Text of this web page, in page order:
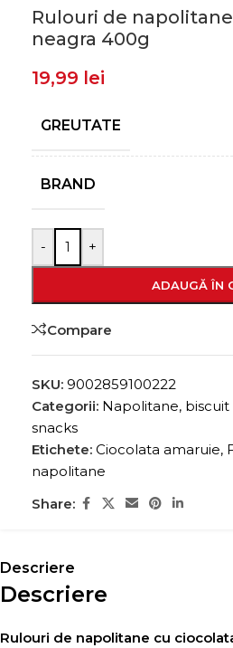
Rulouri de
neagra 400g
19,99 lei
GREUTATE
BRAND
- +
ADAUGĂ ÎN
Compare
SKU: 9002859100222
Categorii: Napolitane, biscuit
snacks
Etichete: Ciocolata amaruie,
napolitane
Share:
Descriere
Descriere
Rulouri de napolitane cu